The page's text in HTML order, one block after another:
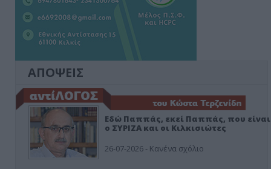
ΑΠΟΨΕΙΣ
Εδώ Παππάς, εκεί Παππάς, που είναι
ο ΣΥΡΙΖΑ και οι Κιλκισιώτες
26-07-2026 - Κανένα σχόλιο